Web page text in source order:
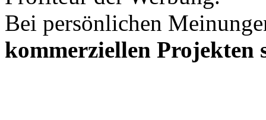
Bei persönlichen
kommerziellen Projekten